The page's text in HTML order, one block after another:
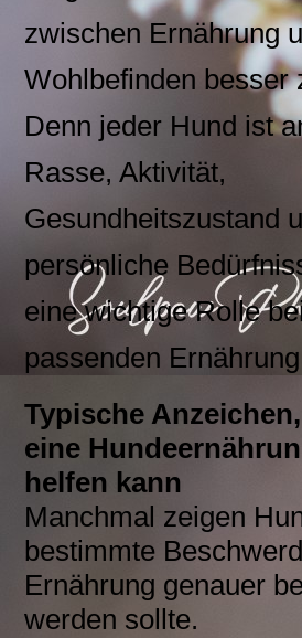
zwischen Ernährung
Wohlbefinden besser
Denn jeder Hund ist
Rasse, Aktivität,
Gesundheitszustand
persönliche
eine wichtige Rolle
passenden
Typische
eine
helfen kann
Manchmal zeigen
bestimmte
Ernährung genauer
werden sollte.